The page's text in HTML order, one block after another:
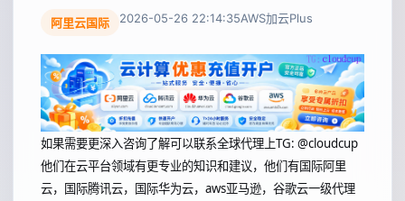
阿里云国际 2026-05-26 22:14:35AWS加云Plus
如果需要更深入咨询了解可以联系全球代理上TG: @cloudcup
他们在云平台领域有更专业的知识和建议，他们有国际阿里
云，国际腾讯云，国际华为云，aws亚马逊，谷歌云一级代理